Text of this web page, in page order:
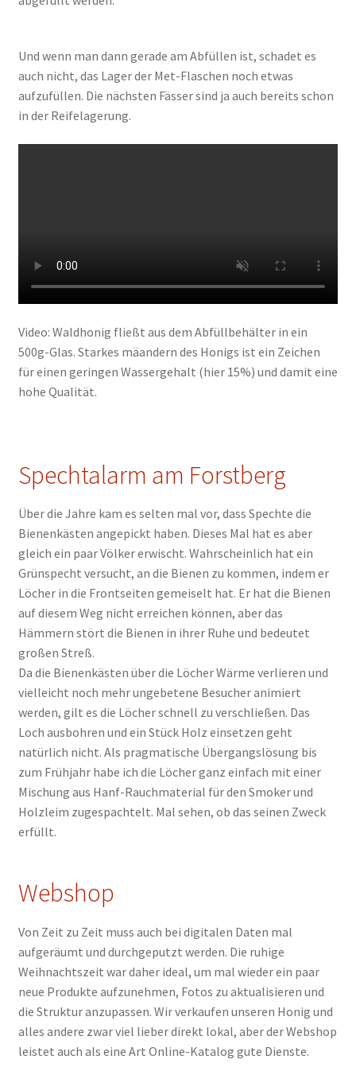
Und wenn man dann gerade am Abfüllen ist, schadet es
auch nicht, das Lager der Met-Flaschen noch etwas
aufzufüllen. Die nächsten Fässer sind ja auch bereits schon
in der Reifelagerung.
Video: Waldhonig fließt aus dem Abfüllbehälter in ein
500g-Glas. Starkes mäandern des Honigs ist ein Zeichen
für einen geringen Wassergehalt (hier 15%) und damit eine
hohe Qualität.
Spechtalarm am Forstberg
Über die Jahre kam es selten mal vor, dass Spechte die
Bienenkästen angepickt haben. Dieses Mal hat es aber
gleich ein paar Völker erwischt. Wahrscheinlich hat ein
Grünspecht versucht, an die Bienen zu kommen, indem er
Löcher in die Frontseiten gemeiselt hat. Er hat die Bienen
auf diesem Weg nicht erreichen können, aber das
Hämmern stört die Bienen in ihrer Ruhe und bedeutet
großen Streß.
Da die Bienenkästen über die Löcher Wärme verlieren und
vielleicht noch mehr ungebetene Besucher animiert
werden, gilt es die Löcher schnell zu verschließen. Das
Loch ausbohren und ein Stück Holz einsetzen geht
natürlich nicht. Als pragmatische Übergangslösung bis
zum Frühjahr habe ich die Löcher ganz einfach mit einer
Mischung aus Hanf-Rauchmaterial für den Smoker und
Holzleim zugespachtelt. Mal sehen, ob das seinen Zweck
erfüllt.
Webshop
Von Zeit zu Zeit muss auch bei digitalen Daten mal
aufgeräumt und durchgeputzt werden. Die ruhige
Weihnachtszeit war daher ideal, um mal wieder ein paar
neue Produkte aufzunehmen, Fotos zu aktualisieren und
die Struktur anzupassen. Wir verkaufen unseren Honig und
alles andere zwar viel lieber direkt lokal, aber der Webshop
leistet auch als eine Art Online-Katalog gute Dienste.